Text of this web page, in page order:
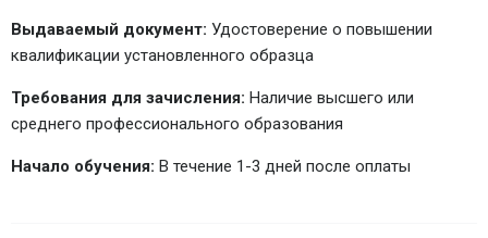
Выдаваемый документ: Удостоверение о повышении
квалификации установленного образца
Требования для зачисления: Наличие высшего или
среднего профессионального образования
Начало обучения: В течение 1-3 дней после оплаты